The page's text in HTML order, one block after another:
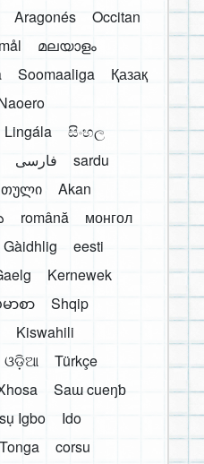
Aragonés
Occitan
മലയാളം
Soomaaliga
Қазақ
Lingála
සිංහල
فارسی
sardu
Akan
română
монгол
Gàidhlig
eesti
Kernewek
ာစာ
Shqip
Kiswahili
ଓଡ଼ିଆ
Türkçe
Saɯ cueŋƅ
Igbo
Ido
corsu